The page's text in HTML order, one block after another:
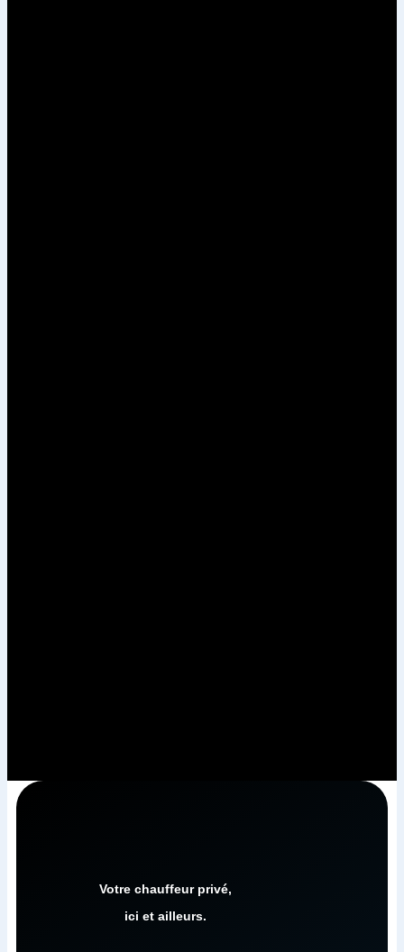
Votre chauffeur privé,
ici et ailleurs.